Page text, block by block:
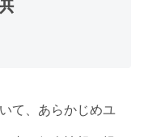
て、あらかじめユ